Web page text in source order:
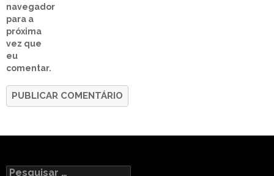
navegador
para a
próxima
vez que
eu
comentar.
Pesquisar